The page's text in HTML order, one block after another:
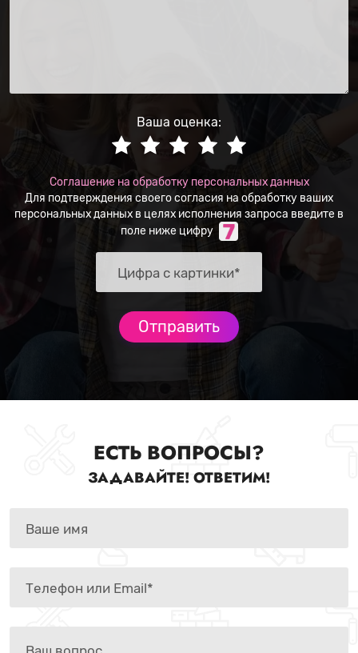
Ваша оценка:
Соглашение на обработку персональных данных
Для подтверждения своего согласия на обработку ваших
персональных данных в целях исполнения запроса введите в
поле ниже цифру
ЕСТЬ ВОПРОСЫ?
ЗАДАВАЙТЕ! ОТВЕТИМ!